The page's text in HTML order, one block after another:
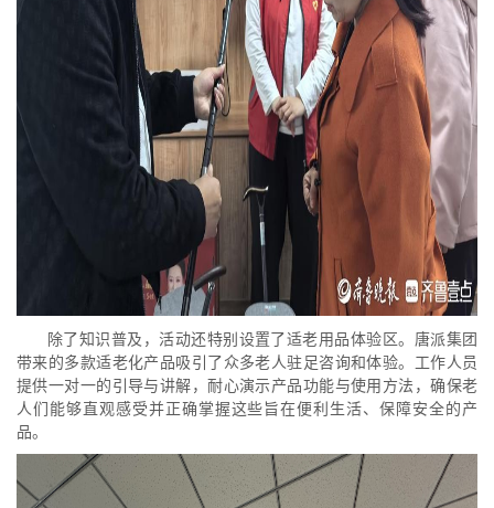
除了知识普及，活动还特别设置了适老用品体验区。唐派集团
带来的多款适老化产品吸引了众多老人驻足咨询和体验。工作人员
提供一对一的引导与讲解，耐心演示产品功能与使用方法，确保老
人们能够直观感受并正确掌握这些旨在便利生活、保障安全的产
品。